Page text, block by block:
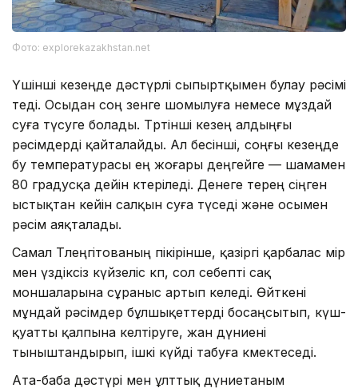
Фото: explorekazakhstan.net
Үшінші кезеңде дәстүрлі сыпыртқымен булау рәсімі
өтеді. Осыдан соң өзенге шомылуға немесе мұздай
суға түсуге болады. Төртінші кезең алдыңғы
рәсімдерді қайталайды. Ал бесінші, соңғы кезеңде
бу температурасы ең жоғары деңгейге — шамамен
80 градусқа дейін көтеріледі. Денеге терең сіңген
ыстықтан кейін салқын суға түседі және осымен
рәсім аяқталады.
Самал Төлеңгітованың пікірінше, қазіргі қарбалас өмір
мен үздіксіз күйзеліс көп, сол себепті сақ
моншаларына сұраныс артып келеді. Өйткені
мұндай рәсімдер бұлшықеттерді босаңсытып, күш-
қуатты қалпына келтіруге, жан дүниені
тыныштандырып, ішкі күйді табуға көмектеседі.
Ата-баба дәстүрі мен ұлттық дүниетаным